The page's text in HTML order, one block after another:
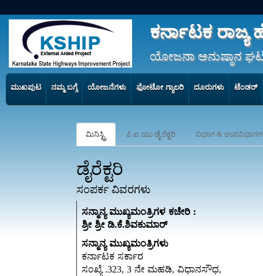
ಕರ್ನಾಟಕ ರಾಜ್ಯ
ಯೋಜನಾ ಅನುಷ್ಠಾನ
ಮುಖಪುಟ ನಮ್ಮ ಬಗ್ಗೆ ಯೋಜನೆಗಳು ಫೋಟೋ ಗ್ಯಾಲರಿ ದೂರುಗಳು ಟೆಂಡರ್
ಮಿನಿಸ್ಟ್ರಿ ಪಿ ಐ ಯು ಡೈರೆಕ್ಟರಿ ವಿಭಾಗ & ಉಪವಿಭಾಗಗಳ
ಡೈರೆಕ್ಟರಿ
ಸಂಪರ್ಕ ವಿವರಗಳು
ಸನ್ಮಾನ್ಯ ಮುಖ್ಯಮಂತ್ರಿಗಳ ಕಚೇರಿ :
ಶ್ರೀ ಶ್ರೀ ಡಿ.ಕೆ.ಶಿವಕುಮಾರ್‌
ಸನ್ಮಾನ್ಯ ಮುಖ್ಯಮಂತ್ರಿಗಳು
ಕರ್ನಾಟಕ ಸರ್ಕಾರ
ಸಂಖ್ಯೆ .323, 3 ನೇ ಮಹಡಿ, ವಿಧಾನಸೌಧ,